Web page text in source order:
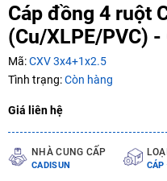
Cáp đồng 4 ruột
(Cu/XLPE/PVC) -
Mã:CXV 3x4+1x2.5
Tình trạng:Còn hàng
Giá liên hệ
NHÀ CUNG CẤP
CADISUN CÁP